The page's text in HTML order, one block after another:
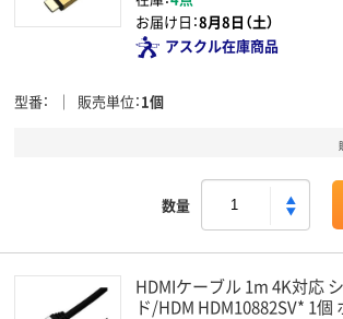
お届け日：8月8日（土）
アスクル在庫商品
型番 販売単位 1個
数量
HDMIケーブル 1m 4K対応
ド/HDM HDM10882SV* 1個